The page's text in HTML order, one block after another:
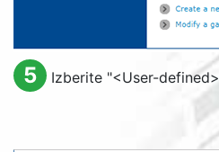
5 Izberite "<User-defined>